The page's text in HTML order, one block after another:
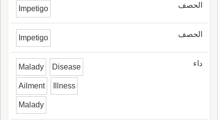
الحصف Impetigo
الحصف Impetigo
داء Malady Disease
Ailment Illness
Malady